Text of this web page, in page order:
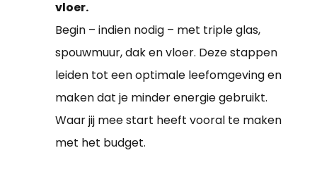
vloer.
Begin – indien nodig – met triple glas,
spouwmuur, dak en vloer. Deze stappen
leiden tot een optimale leefomgeving en
maken dat je minder energie gebruikt.
Waar jij mee start heeft vooral te maken
met het budget.